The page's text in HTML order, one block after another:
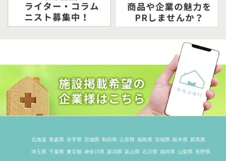
北海道 青森県 岩手県 宮城県 秋田県 山形県 福島県 茨城県 栃木県 群馬県
埼玉県 千葉県 東京都 神奈川県 新潟県 富山県 石川県 福井県 山梨県 長野県